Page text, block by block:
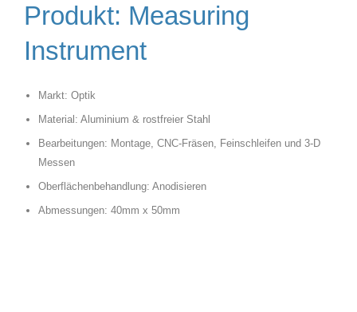
Produkt: Measuring
Instrument
Markt: Optik
Material: Aluminium & rostfreier Stahl
Bearbeitungen: Montage, CNC-Fräsen, Feinschleifen und 3-D
Messen
Oberflächenbehandlung: Anodisieren
Abmessungen: 40mm x 50mm